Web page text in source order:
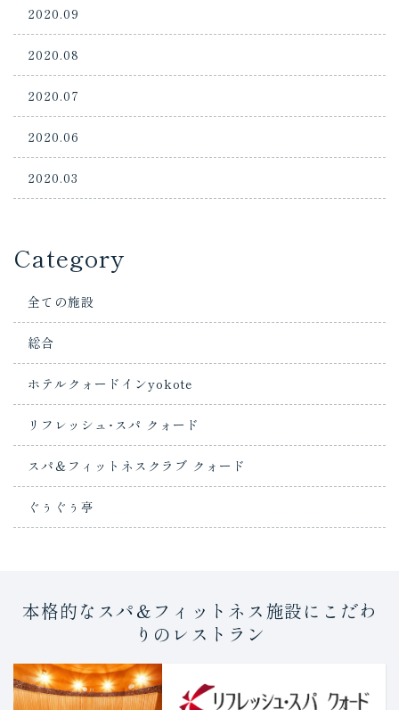
2020.09
2020.08
2020.07
2020.06
2020.03
Category
全ての施設
総合
ホテルクォードインyokote
リフレッシュ･スパ クォード
スパ＆フィットネスクラブ クォード
ぐぅぐぅ亭
本格的なスパ＆フィットネス施設にこだわ
りのレストラン